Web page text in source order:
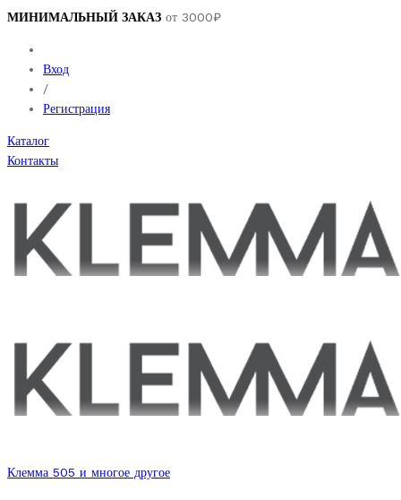
МИНИМАЛЬНЫЙ ЗАКАЗ от 3000₽
Вход
/
Регистрация
Каталог
Контакты
Клемма 505 и многое другое